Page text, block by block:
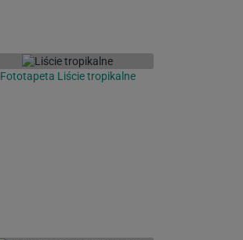
Fototapeta Liście tropikalne